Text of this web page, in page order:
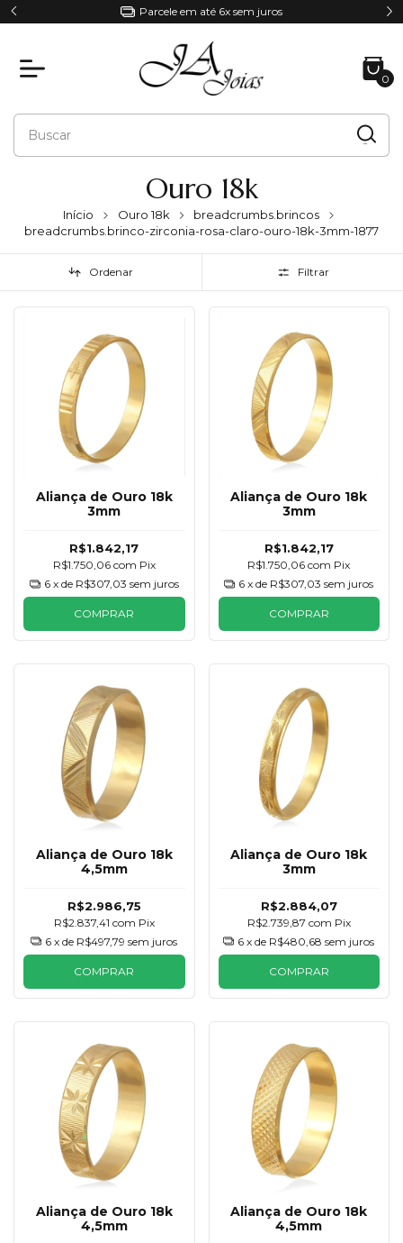
Parcele em até 6x sem juros
0
Ouro 18k
Início Ouro 18k
breadcrumbs.brincos
breadcrumbs.brinco-zirconia-rosa-claro-ouro-18k-3mm-1877
Ordenar Filtrar
Aliança de Ouro 18k
3mm
R$1.842,17
R$1.750,06 com Pix
6 x de R$307,03 sem juros
COMPRAR
Aliança de Ouro 18k
3mm
R$1.842,17
R$1.750,06com Pix
6 x de R$307,03 sem juros
COMPRAR
Aliança de Ouro 18k
4,5mm
R$2.986,75
R$2.837,41 com Pix
6 x de R$497,79 sem juros
COMPRAR
Aliança de Ouro 18k
3mm
R$2.884,07
R$2.739,87 com Pix
6 x de R$480,68 sem juros
COMPRAR
Aliança de Ouro 18k
4,5mm
Aliança de Ouro 18k
4,5mm